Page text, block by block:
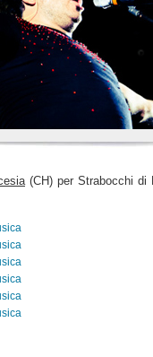
(CH) per Strabocchi di